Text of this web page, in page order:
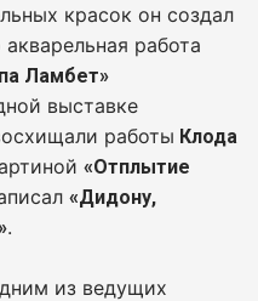
красок он создал
работа
Ламбет»
выставке
работы Клода
«Отплытие
«Дидону,
.
из ведущих